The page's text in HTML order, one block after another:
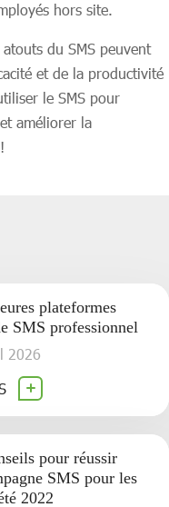
hors site.
du SMS peuvent
et de la productivité
le SMS pour
améliorer la
plateformes
SMS professionnel
2026
pour réussir
SMS pour les
2022